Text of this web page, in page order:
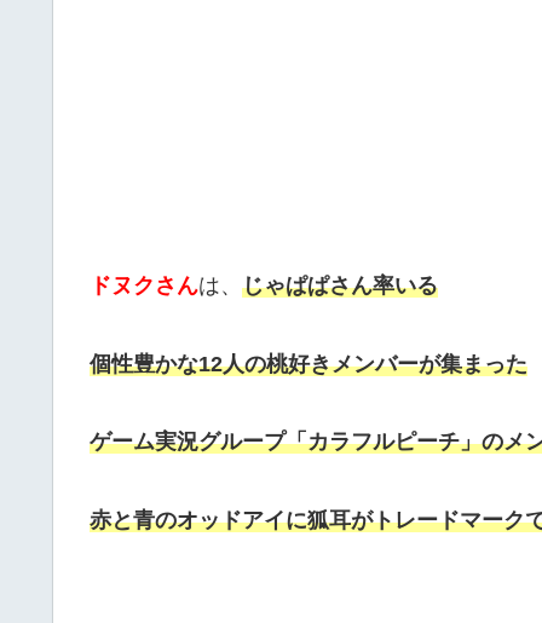
ドヌクさんは、 じゃぱぱさん率いる
個性豊かな12人の桃好きメンバーが集まった
ゲーム実況グループ「カラフルピーチ」のメ
赤と青のオッドアイに狐耳がトレードマーク